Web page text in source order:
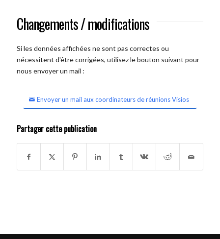
Changements / modifications
Si les données affichées ne sont pas correctes ou
nécessitent d'être corrigées, utilisez le bouton suivant pour
nous envoyer un mail :
Envoyer un mail aux coordinateurs de réunions Visios
Partager cette publication